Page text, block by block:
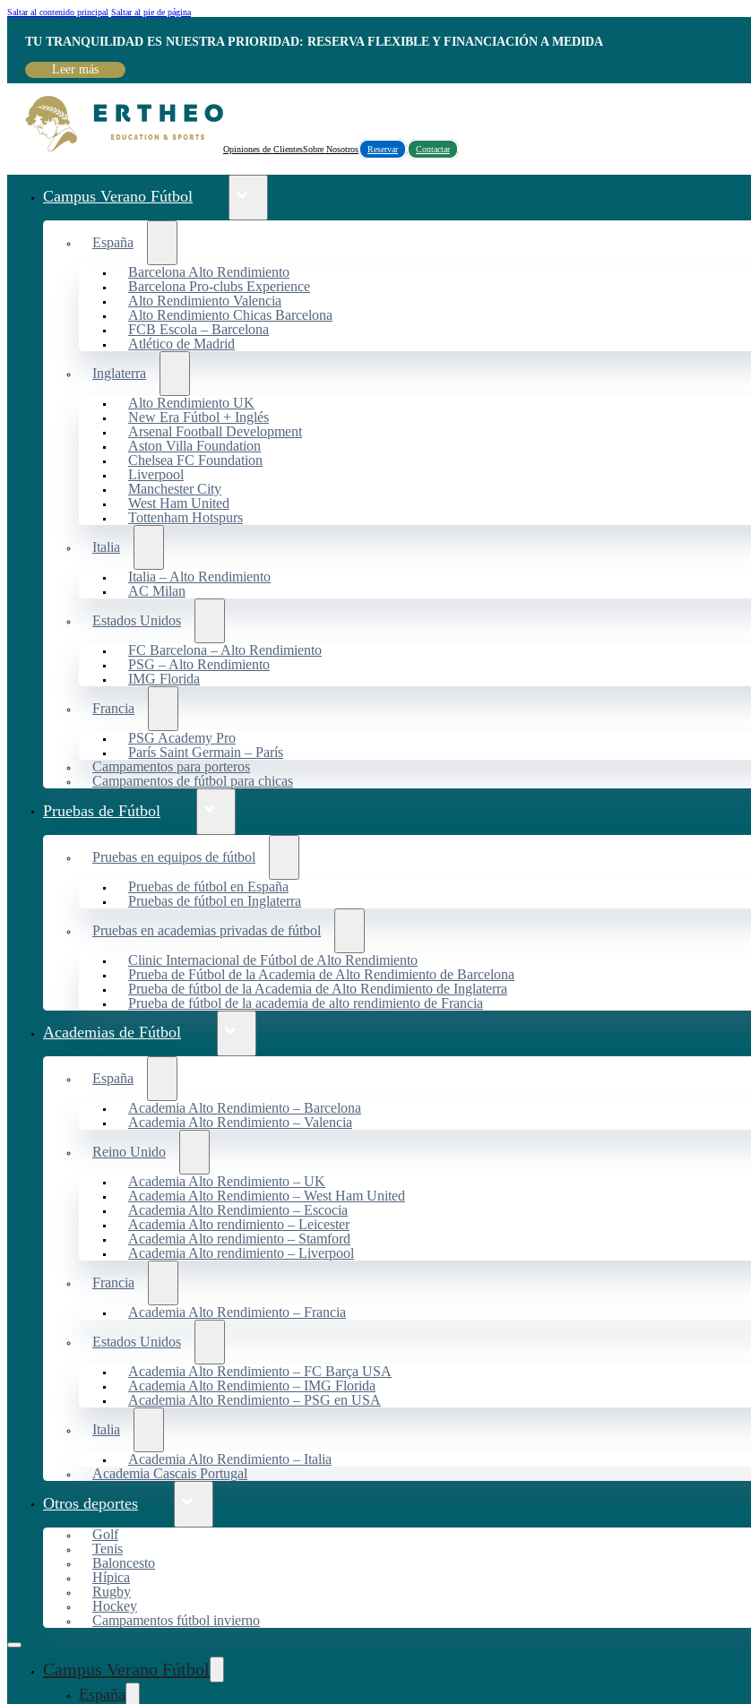
Saltar al contenido principal Saltar al pie de página
TU TRANQUILIDAD ES NUESTRA PRIORIDAD: RESERVA FLEXIBLE Y FINANCIACIÓN A MEDIDA
Leer más
Opiniones de ClientesSobre Nosotros Reservar Contactar
Campus Verano Fútbol
España
Barcelona Alto Rendimiento
Barcelona Pro-clubs Experience
Alto Rendimiento Valencia
Alto Rendimiento Chicas Barcelona
FCB Escola – Barcelona
Atlético de Madrid
Inglaterra
Alto Rendimiento UK
New Era Fútbol + Inglés
Arsenal Football Development
Aston Villa Foundation
Chelsea FC Foundation
Liverpool
Manchester City
West Ham United
Tottenham Hotspurs
Italia
Italia – Alto Rendimiento
AC Milan
Estados Unidos
FC Barcelona – Alto Rendimiento
PSG – Alto Rendimiento
IMG Florida
Francia
PSG Academy Pro
París Saint Germain – París
Campamentos para porteros
Campamentos de fútbol para chicas
Pruebas de Fútbol
Pruebas en equipos de fútbol
Pruebas de fútbol en España
Pruebas de fútbol en Inglaterra
Pruebas en academias privadas de fútbol
Clinic Internacional de Fútbol de Alto Rendimiento
Prueba de Fútbol de la Academia de Alto Rendimiento de Barcelona
Prueba de fútbol de la Academia de Alto Rendimiento de Inglaterra
Prueba de fútbol de la academia de alto rendimiento de Francia
Academias de Fútbol
España
Academia Alto Rendimiento – Barcelona
Academia Alto Rendimiento – Valencia
Reino Unido
Academia Alto Rendimiento – UK
Academia Alto Rendimiento – West Ham United
Academia Alto Rendimiento – Escocia
Academia Alto rendimiento – Leicester
Academia Alto rendimiento – Stamford
Academia Alto rendimiento – Liverpool
Francia
Academia Alto Rendimiento – Francia
Estados Unidos
Academia Alto Rendimiento – FC Barça USA
Academia Alto Rendimiento – IMG Florida
Academia Alto Rendimiento – PSG en USA
Italia
Academia Alto Rendimiento – Italia
Academia Cascais Portugal
Otros deportes
Golf
Tenis
Baloncesto
Hípica
Rugby
Hockey
Campamentos fútbol invierno
Campus Verano Fútbol
España